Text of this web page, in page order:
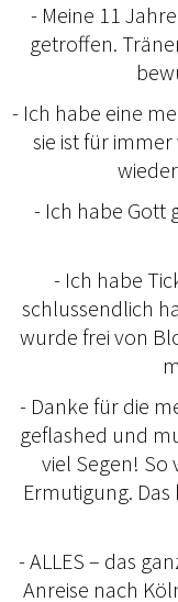
- Meine 11
getroffen.
- Ich habe eine
sie ist für
- Ich habe Gott
- Ich habe
schlussendlich
wurde frei von
- Danke für die
geflashed und
viel Segen! So
Ermutigung.
- ALLES – das
Anreise nach